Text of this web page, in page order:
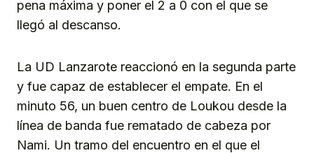
pena máxima y poner el 2 a 0 con el que se
llegó al descanso.
La UD Lanzarote reaccionó en la segunda parte
y fue capaz de establecer el empate. En el
minuto 56, un buen centro de Loukou desde la
línea de banda fue rematado de cabeza por
Nami. Un tramo del encuentro en el que el